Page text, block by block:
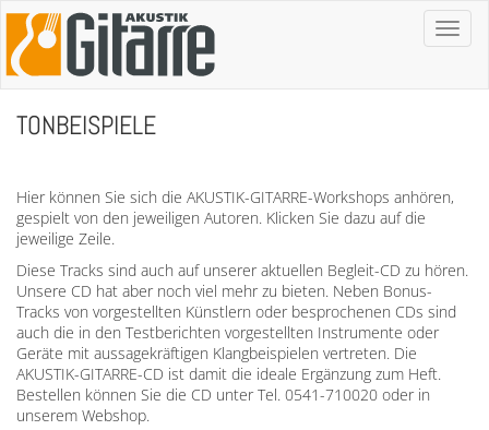
Toggle
TONBEISPIELE
Hier können Sie sich die AKUSTIK-GITARRE-Workshops anhören,
gespielt von den jeweiligen Autoren. Klicken Sie dazu auf die
jeweilige Zeile.
Diese Tracks sind auch auf unserer aktuellen Begleit-CD zu hören.
Unsere CD hat aber noch viel mehr zu bieten. Neben Bonus-
Tracks von vorgestellten Künstlern oder besprochenen CDs sind
auch die in den Testberichten vorgestellten Instrumente oder
Geräte mit aussagekräftigen Klangbeispielen vertreten. Die
AKUSTIK-GITARRE-CD ist damit die ideale Ergänzung zum Heft.
Bestellen können Sie die CD unter Tel. 0541-710020 oder in
unserem Webshop.